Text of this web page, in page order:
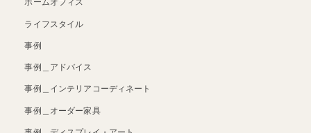
ホームオフィス
ライフスタイル
事例
事例＿アドバイス
事例＿インテリアコーディネート
事例＿オーダー家具